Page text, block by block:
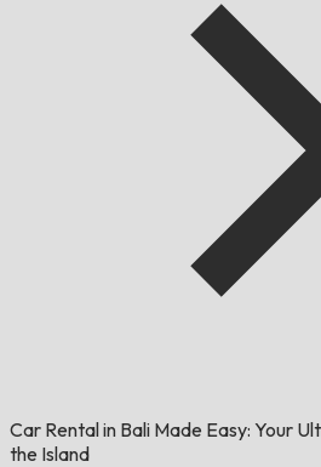
Car Rental in Bali Made Easy: Your
the Island